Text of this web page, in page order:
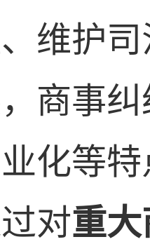
维护
商事
化等
对重